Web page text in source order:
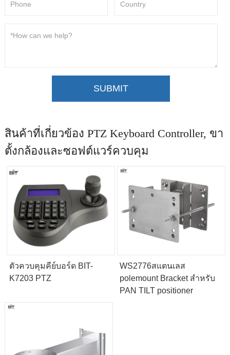
SUBMIT
สินค้าที่เกี่ยวข้อง PTZ Keyboard Controller, ขา
ตั้งกล้องและซอฟต์แวร์ควบคุม
ตัวควบคุมคีย์บอร์ด BIT-
K7203 PTZ
WS2776สแตนเลส
polemount Bracket สำหรับ
PAN TILT positioner